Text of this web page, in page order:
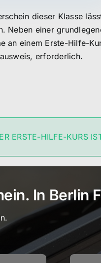
dieser Klasse
Neben einer
an einem Erste-Hilfe-
erforderlich.
ERSTE-HILFE-KURS
In Berlin